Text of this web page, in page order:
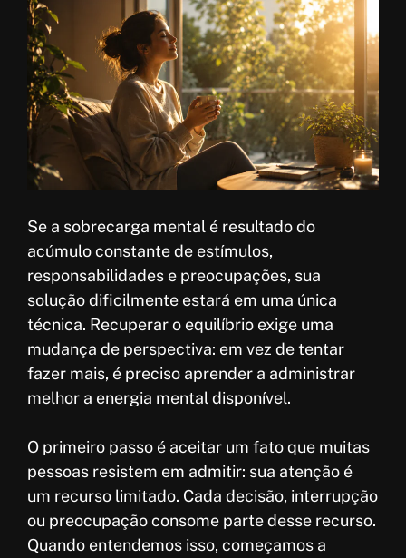
Se a sobrecarga mental é resultado do
acúmulo constante de estímulos,
responsabilidades e preocupações, sua
solução dificilmente estará em uma única
técnica. Recuperar o equilíbrio exige uma
mudança de perspectiva: em vez de tentar
fazer mais, é preciso aprender a administrar
melhor a energia mental disponível.
O primeiro passo é aceitar um fato que muitas
pessoas resistem em admitir: sua atenção é
um recurso limitado. Cada decisão, interrupção
ou preocupação consome parte desse recurso.
Quando entendemos isso, começamos a